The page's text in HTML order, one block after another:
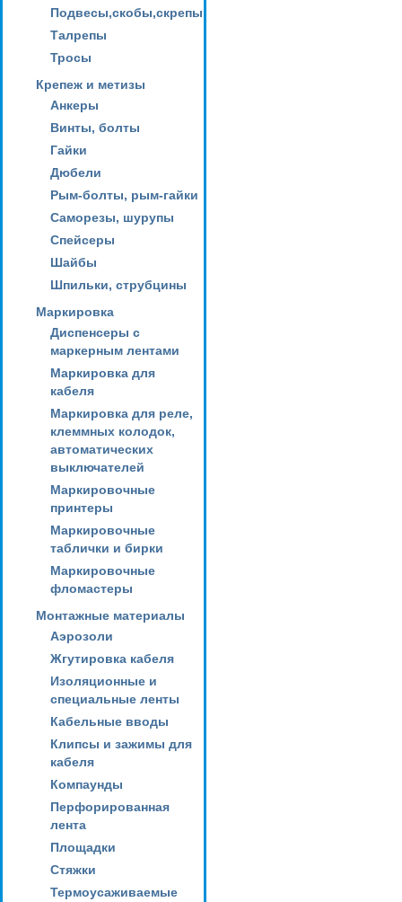
Подвесы,скобы,скрепы
Талрепы
Тросы
Крепеж и метизы
Анкеры
Винты, болты
Гайки
Дюбели
Рым-болты, рым-гайки
Саморезы, шурупы
Спейсеры
Шайбы
Шпильки, струбцины
Маркировка
Диспенсеры с
маркерным лентами
Маркировка для
кабеля
Маркировка для реле,
клеммных колодок,
автоматических
выключателей
Маркировочные
принтеры
Маркировочные
таблички и бирки
Маркировочные
фломастеры
Монтажные материалы
Аэрозоли
Жгутировка кабеля
Изоляционные и
специальные ленты
Кабельные вводы
Клипсы и зажимы для
кабеля
Компаунды
Перфорированная
лента
Площадки
Стяжки
Термоусаживаемые